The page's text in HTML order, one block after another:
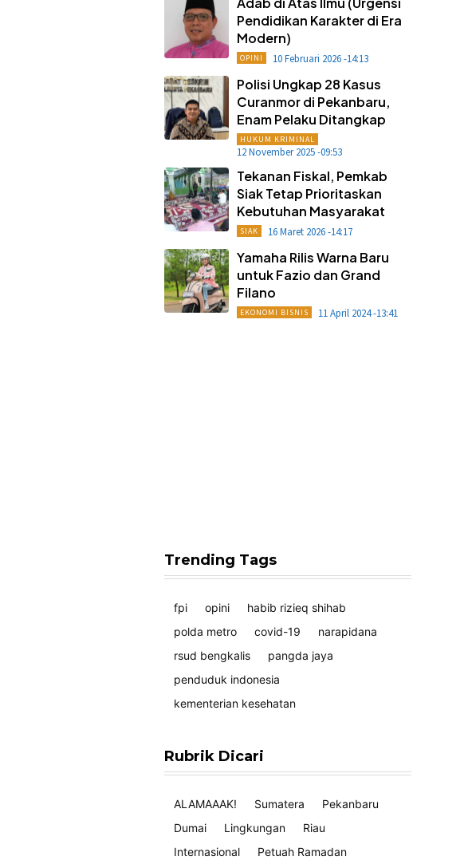
Pendidikan Karakter di Era
Modern)
OPINI 10 Februari 2026 -14:13
Polisi Ungkap 28 Kasus
Curanmor di Pekanbaru,
Enam Pelaku Ditangkap
HUKUM KRIMINAL
12 November 2025 -09:53
Tekanan Fiskal, Pemkab
Siak Tetap Prioritaskan
Kebutuhan Masyarakat
SIAK 16 Maret 2026 -14:17
Yamaha Rilis Warna Baru
untuk Fazio dan Grand
Filano
EKONOMI BISNIS 11 April 2024 -13:41
Trending Tags
fpi opini
habib rizieq shihab
polda metro
covid-19
narapidana
rsud bengkalis
pangda jaya
penduduk indonesia
kementerian kesehatan
Rubrik Dicari
ALAMAAAK! Sumatera
Pekanbaru
Dumai
Lingkungan
Riau
Internasional
Petuah Ramadan